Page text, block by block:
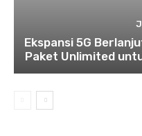
Ekspansi 5G
Paket Unlimited